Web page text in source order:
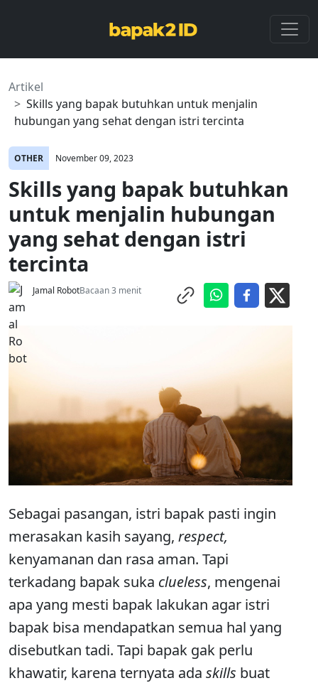
Artikel
Skills yang bapak butuhkan untuk menjalin
hubungan yang sehat dengan istri tercinta
OTHER November 09, 2023
Skills yang bapak butuhkan
untuk menjalin hubungan
yang sehat dengan istri
tercinta
Jamal RobotBacaan 3 menit
Sebagai pasangan, istri bapak pasti ingin
merasakan kasih sayang, respect,
kenyamanan dan rasa aman. Tapi
terkadang bapak suka clueless, mengenai
apa yang mesti bapak lakukan agar istri
bapak bisa mendapatkan semua hal yang
disebutkan tadi. Tapi bapak gak perlu
khawatir, karena ternyata ada skills buat